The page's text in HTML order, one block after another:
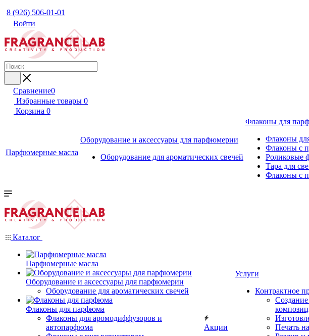
8 (926) 506-01-01
Войти
Сравнение0
Избранные товары 0
Корзина 0
Парфюмерные масла
Оборудование и аксессуары для парфюмерии
Оборудование для ароматических свечей
Флаконы для
Флаконы
Флаконы с
Роликовые
Тара для
Флаконы с
Каталог
Парфюмерные масла
Оборудование и аксессуары для парфюмерии
Оборудование для ароматических свечей
Флаконы для парфюма
Флаконы для аромодиффузоров и
автопарфюма
Акции
Услуги
Контрактное
Печать